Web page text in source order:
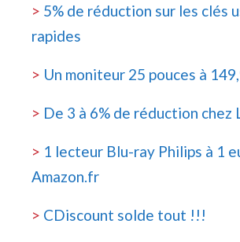
> 5% de réduction sur les clés
rapides
> Un moniteur 25 pouces à
> De 3 à 6% de réduction chez
> 1 lecteur Blu-ray Philips à 1
Amazon.fr
> CDiscount solde tout !!!